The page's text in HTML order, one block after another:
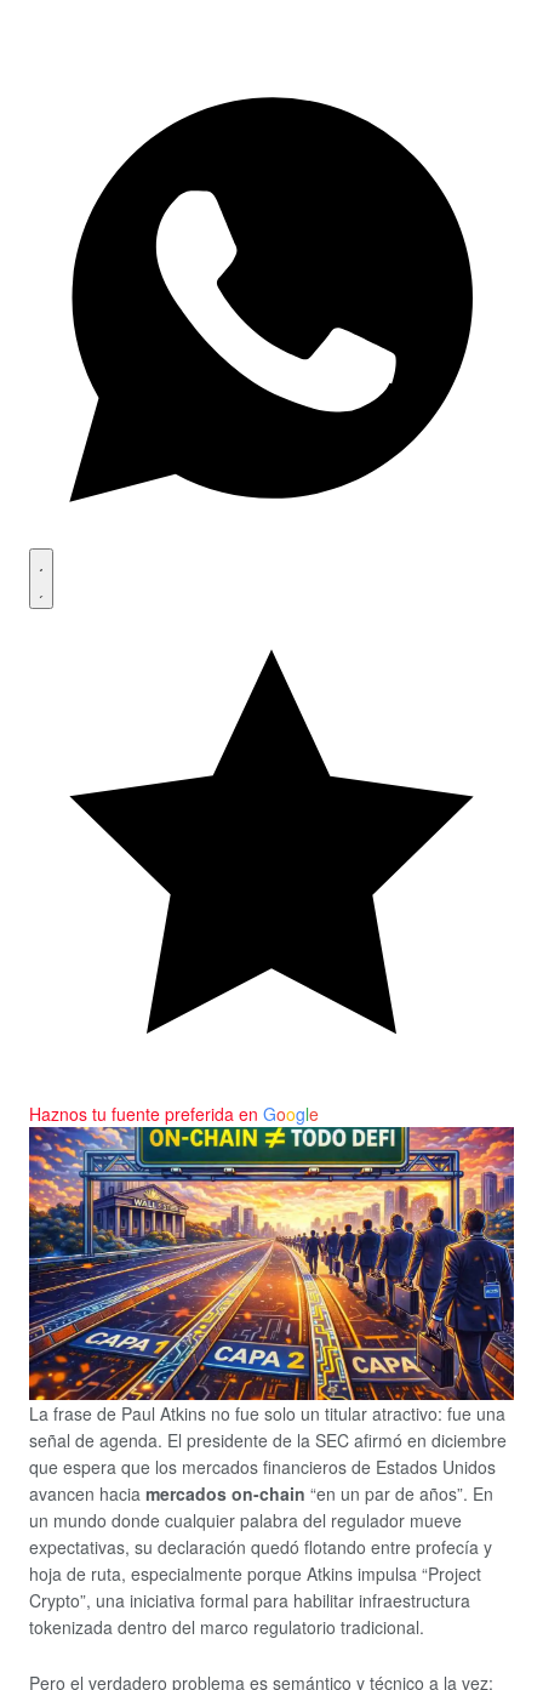
Haznos tu fuente preferida en Google
La frase de Paul Atkins no fue solo un titular atractivo: fue una
señal de agenda. El presidente de la SEC afirmó en diciembre
que espera que los mercados financieros de Estados Unidos
avancen hacia mercados on-chain “en un par de años”. En
un mundo donde cualquier palabra del regulador mueve
expectativas, su declaración quedó flotando entre profecía y
hoja de ruta, especialmente porque Atkins impulsa “Project
Crypto”, una iniciativa formal para habilitar infraestructura
tokenizada dentro del marco regulatorio tradicional.
Pero el verdadero problema es semántico y técnico a la vez: